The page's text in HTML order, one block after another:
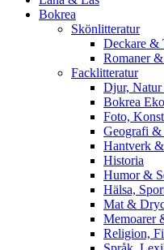
Bokrea
Skönlitteratur
Deckare &
Romaner
Facklitteratur
Djur, Natur
Bokrea
Foto,
Geografi &
Hantverk
Historia
Humor &
Hälsa,
Mat &
Memoarer
Religion,